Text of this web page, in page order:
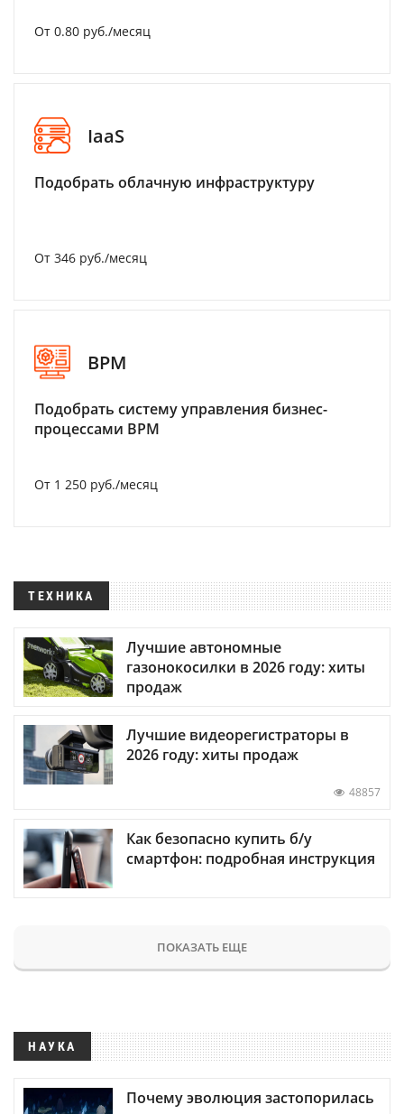
От 0.80 руб./месяц
IaaS
Подобрать облачную инфраструктуру
От 346 руб./месяц
BPM
Подобрать систему управления бизнес-
процессами BPM
От 1 250 руб./месяц
ТЕХНИКА
Лучшие автономные
газонокосилки в 2026 году: хиты
продаж
Лучшие видеорегистраторы в
2026 году: хиты продаж
48857
Как безопасно купить б/у
смартфон: подробная инструкция
ПОКАЗАТЬ ЕЩЕ
НАУКА
Почему эволюция застопорилась